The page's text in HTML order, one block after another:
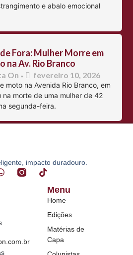
e abalo emocional
Fora: Mulher Morre em
Av. Rio Branco
On • fevereiro 10, 2026
moto na Avenida Rio Branco, em
na morte de uma mulher de 42
segunda-feira.
impacto duradouro.
Menu
Home
Edições
Matérias de
Capa